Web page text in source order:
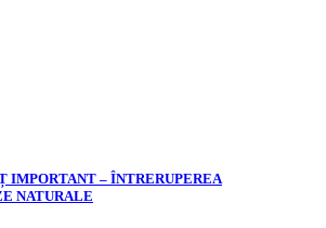
IMPORTANT – ÎNTRERUPEREA
NATURALE